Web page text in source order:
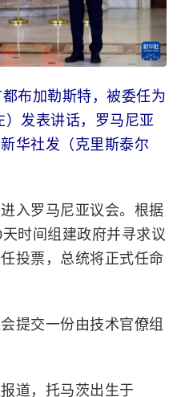
都布加勒斯特，被委任为
）发表讲话，罗马尼亚
华社发（克里斯泰尔
入罗马尼亚议会。根据
时间组建政府并寻求议
投票，总统将正式任命
提交一份由技术官僚组
道，托马茨出生于